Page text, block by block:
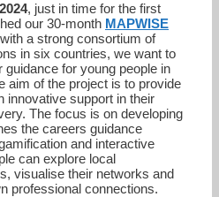
, just in time for the first
our 30-month MAPWISE
a strong consortium of
in six countries, we want to
guidance for young people in
aim of the project is to provide
innovative support in their
The focus is on developing
the careers guidance
and interactive
can explore local
visualise their networks and
professional connections.